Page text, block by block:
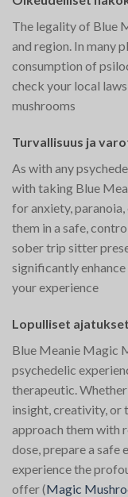
The legality of Blue
and region. In many
consumption of
check your local
mushrooms​
Turvallisuus ja
As with any
with taking Blue
for anxiety,
them in a safe,
sober trip sitter
significantly
your experience​
Lopulliset ajatukset
Blue Meanie Magic
psychedelic
therapeutic.
insight, creativity, or
approach them with
dose, prepare a safe
experience the
offer​(Magic